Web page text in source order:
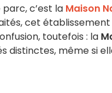
c’est la Maison
cet
toutefois : la
distinctes, même si